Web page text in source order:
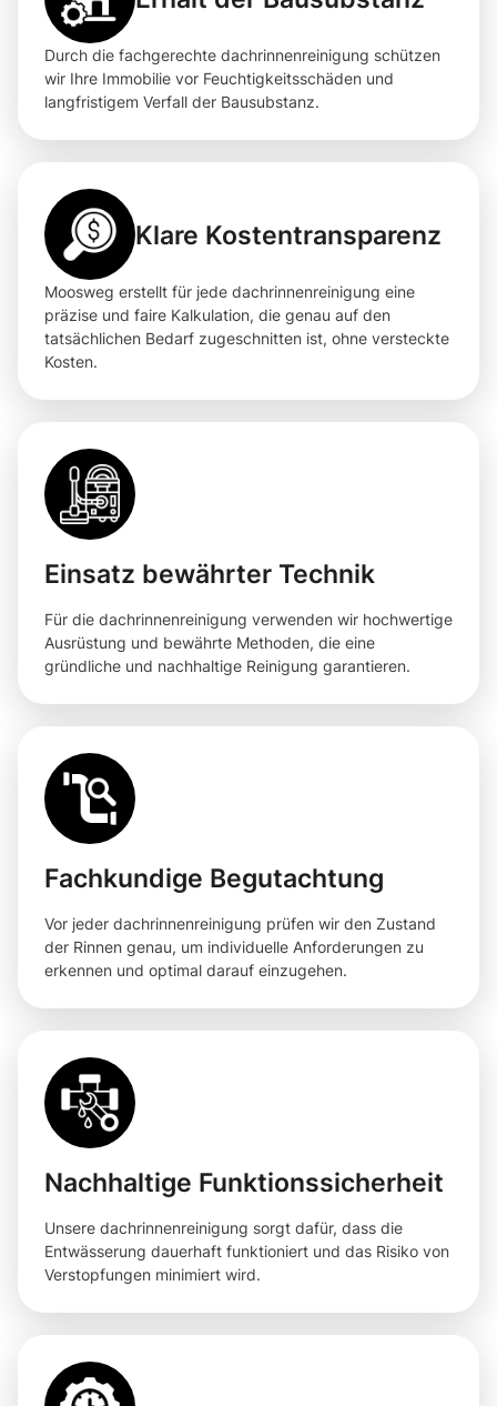
Durch die fachgerechte dachrinnenreinigung schützen
wir Ihre Immobilie vor Feuchtigkeitsschäden und
langfristigem Verfall der Bausubstanz.
Klare Kostentransparenz
Moosweg erstellt für jede dachrinnenreinigung eine
präzise und faire Kalkulation, die genau auf den
tatsächlichen Bedarf zugeschnitten ist, ohne versteckte
Kosten.
Einsatz bewährter Technik
Für die dachrinnenreinigung verwenden wir hochwertige
Ausrüstung und bewährte Methoden, die eine
gründliche und nachhaltige Reinigung garantieren.
Fachkundige Begutachtung
Vor jeder dachrinnenreinigung prüfen wir den Zustand
der Rinnen genau, um individuelle Anforderungen zu
erkennen und optimal darauf einzugehen.
Nachhaltige Funktionssicherheit
Unsere dachrinnenreinigung sorgt dafür, dass die
Entwässerung dauerhaft funktioniert und das Risiko von
Verstopfungen minimiert wird.